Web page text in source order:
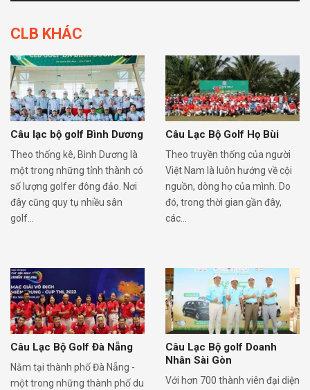
CLB KHÁC
Câu lạc bộ golf Bình Dương
Theo thống kê, Bình Dương là
một trong những tỉnh thành có
số lượng golfer đông đảo. Nơi
đây cũng quy tụ nhiều sân
golf...
Câu Lạc Bộ Golf Họ Bùi
Theo truyền thống của người
Việt Nam là luôn hướng về cội
nguồn, dòng họ của mình. Do
đó, trong thời gian gần đây,
các...
Câu Lạc Bộ Golf Đà Nẵng
Nằm tại thành phố Đà Nẵng -
một trong những thành phố du
Câu Lạc Bộ golf Doanh
Nhân Sài Gòn
Với hơn 700 thành viên đại diện